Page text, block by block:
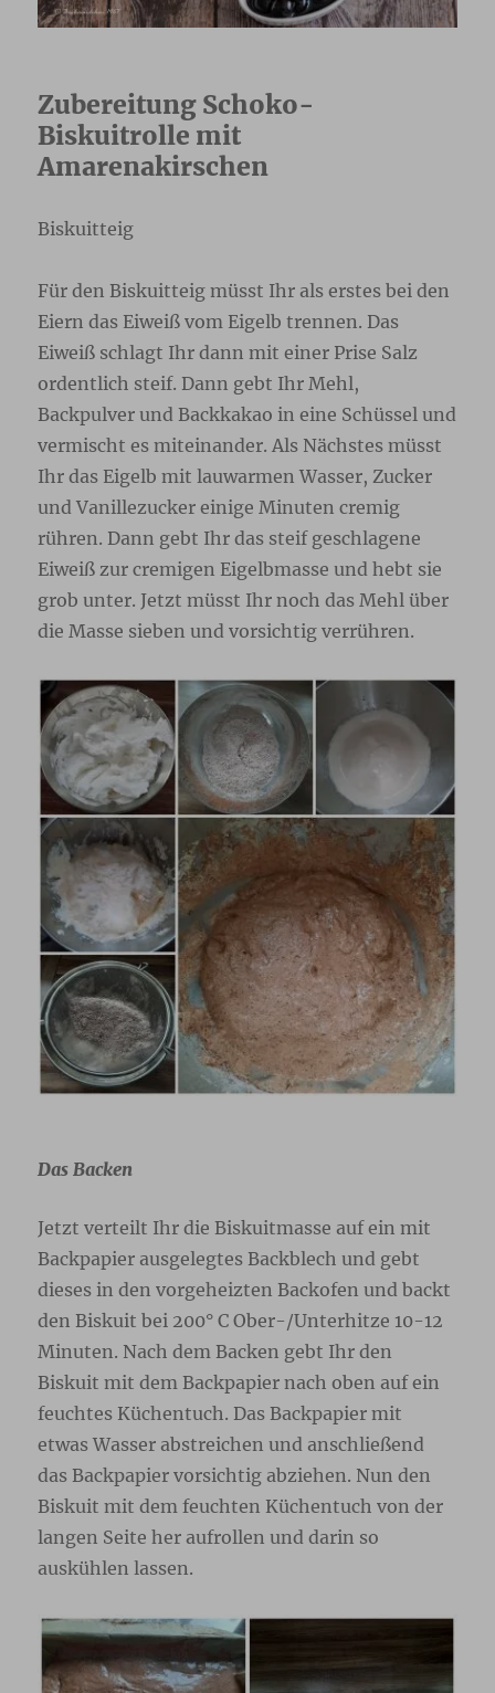
Zubereitung Schoko-
Biskuitrolle mit
Amarenakirschen
Biskuitteig
Für den Biskuitteig müsst Ihr als erstes bei den
Eiern das Eiweiß vom Eigelb trennen. Das
Eiweiß schlagt Ihr dann mit einer Prise Salz
ordentlich steif. Dann gebt Ihr Mehl,
Backpulver und Backkakao in eine Schüssel und
vermischt es miteinander. Als Nächstes müsst
Ihr das Eigelb mit lauwarmen Wasser, Zucker
und Vanillezucker einige Minuten cremig
rühren. Dann gebt Ihr das steif geschlagene
Eiweiß zur cremigen Eigelbmasse und hebt sie
grob unter. Jetzt müsst Ihr noch das Mehl über
die Masse sieben und vorsichtig verrühren.
Das Backen
Jetzt verteilt Ihr die Biskuitmasse auf ein mit
Backpapier ausgelegtes Backblech und gebt
dieses in den vorgeheizten Backofen und backt
den Biskuit bei 200° C Ober-/Unterhitze 10-12
Minuten. Nach dem Backen gebt Ihr den
Biskuit mit dem Backpapier nach oben auf ein
feuchtes Küchentuch. Das Backpapier mit
etwas Wasser abstreichen und anschließend
das Backpapier vorsichtig abziehen. Nun den
Biskuit mit dem feuchten Küchentuch von der
langen Seite her aufrollen und darin so
auskühlen lassen.